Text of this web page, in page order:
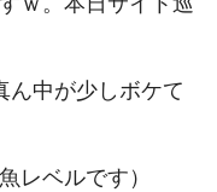
ん中が少しボケて
レベルです）